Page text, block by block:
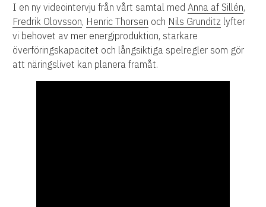
I en ny videointervju från vårt samtal med Anna af Sillén,
Fredrik Olovsson, Henric Thorsen och Nils Grunditz lyfter
vi behovet av mer energiproduktion, starkare
överföringskapacitet och långsiktiga spelregler som gör
att näringslivet kan planera framåt.